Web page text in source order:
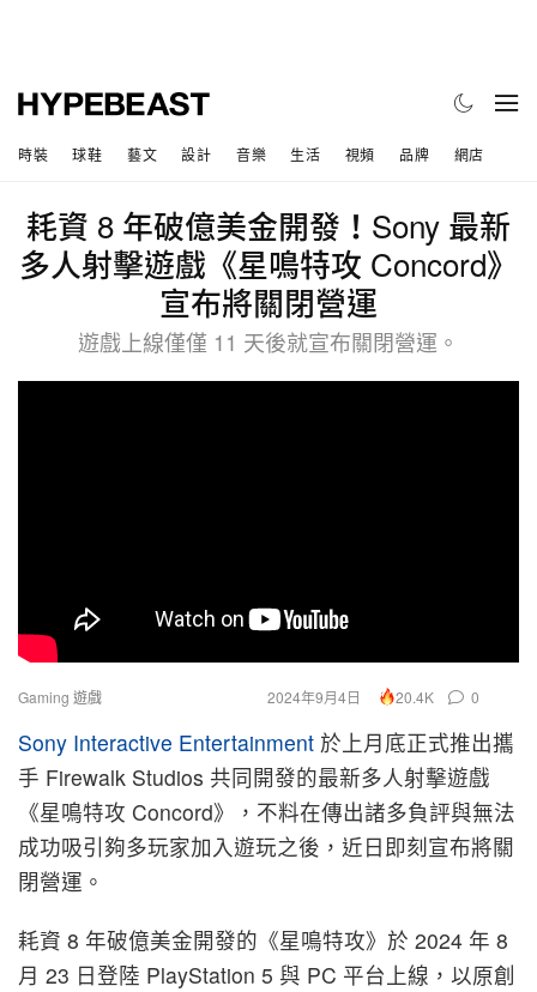
時裝 球鞋 藝文 設計 音樂 生活 視頻 品牌 網店
耗資 8 年破億美金開發！Sony 最新
多人射擊遊戲《星鳴特攻 Concord》
宣布將關閉營運
遊戲上線僅僅 11 天後就宣布關閉營運。
Gaming 遊戲 2024年9月4日 20.4K 0
Sony Interactive Entertainment 於上月底正式推出攜
手 Firewalk Studios 共同開發的最新多人射擊遊戲
《星鳴特攻 Concord》，不料在傳出諸多負評與無法
成功吸引夠多玩家加入遊玩之後，近日即刻宣布將關
閉營運。
耗資 8 年破億美金開發的《星鳴特攻》於 2024 年 8
月 23 日登陸 PlayStation 5 與 PC 平台上線，以原創